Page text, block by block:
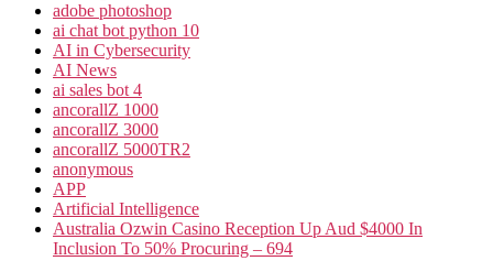
adobe photoshop
ai chat bot python 10
AI in Cybersecurity
AI News
ai sales bot 4
ancorallZ 1000
ancorallZ 3000
ancorallZ 5000TR2
anonymous
APP
Artificial Intelligence
Australia Ozwin Casino Reception Up Aud $4000 In
Inclusion To 50% Procuring – 694